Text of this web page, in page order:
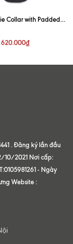
Collar with Padded
620.000₫
. Đăng ký lần đầu
10/2021 Nơi cấp:
- Ngày
Website :